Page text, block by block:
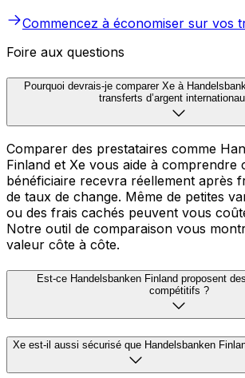
Commencez à économiser sur vos
Foire aux questions
Pourquoi devrais-je comparer Xe à
transferts d’argent
Comparer des prestataires comme
Finland et Xe vous aide à comprendre
bénéficiaire recevra réellement après
de taux de change. Même de petites
ou des frais cachés peuvent vous
Notre outil de comparaison vous
valeur côte à côte.
Est-ce Handelsbanken Finland proposent
compétitifs ?
Xe est-il aussi sécurisé que Handelsbanken